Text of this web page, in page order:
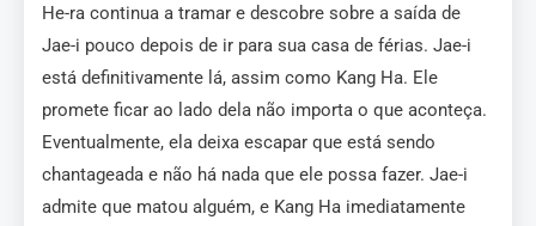
He-ra continua a tramar e descobre sobre a saída de
Jae-i pouco depois de ir para sua casa de férias. Jae-i
está definitivamente lá, assim como Kang Ha. Ele
promete ficar ao lado dela não importa o que aconteça.
Eventualmente, ela deixa escapar que está sendo
chantageada e não há nada que ele possa fazer. Jae-i
admite que matou alguém, e Kang Ha imediatamente